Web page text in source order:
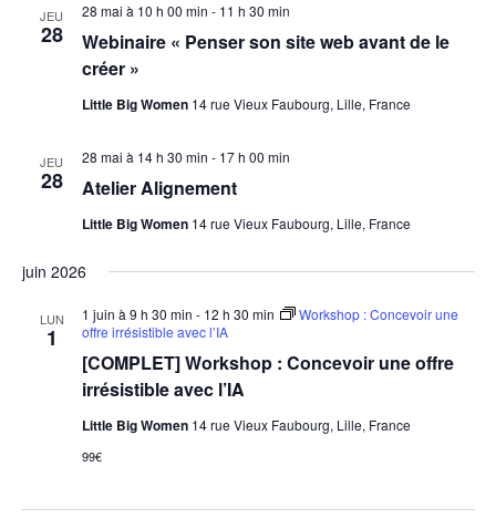
JEU
28
Webinaire « Penser son site web avant de le
créer »
28 mai à 10 h 00 min - 11 h 30 min
Little Big Women 14 rue Vieux Faubourg, Lille, France
JEU
28 Atelier Alignement
28 mai à 14 h 30 min - 17 h 00 min
Little Big Women 14 rue Vieux Faubourg, Lille, France
juin 2026
LUN
1
[COMPLET] Workshop : Concevoir une offre
irrésistible avec l’IA
1 juin à 9 h 30 min - 12 h 30 min
Workshop : Concevoir une
offre irrésistible avec l’IA
Little Big Women 14 rue Vieux Faubourg, Lille, France
99€